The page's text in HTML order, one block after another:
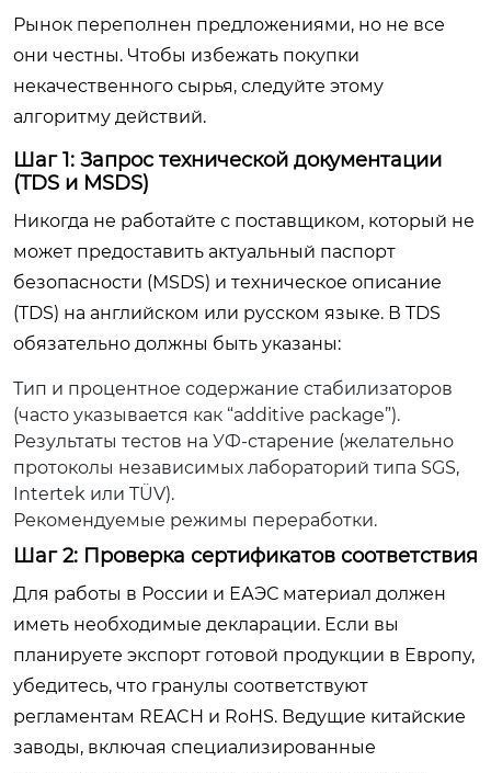
Рынок переполнен предложениями, но не все
они честны. Чтобы избежать покупки
некачественного сырья, следуйте этому
алгоритму действий.
Шаг 1: Запрос технической документации
(TDS и MSDS)
Никогда не работайте с поставщиком, который не
может предоставить актуальный паспорт
безопасности (MSDS) и техническое описание
(TDS) на английском или русском языке. В TDS
обязательно должны быть указаны:
Тип и процентное содержание стабилизаторов
(часто указывается как “additive package”).
Результаты тестов на УФ-старение (желательно
протоколы независимых лабораторий типа SGS,
Intertek или TÜV).
Рекомендуемые режимы переработки.
Шаг 2: Проверка сертификатов соответствия
Для работы в России и ЕАЭС материал должен
иметь необходимые декларации. Если вы
планируете экспорт готовой продукции в Европу,
убедитесь, что гранулы соответствуют
регламентам REACH и RoHS. Ведущие китайские
заводы, включая специализированные